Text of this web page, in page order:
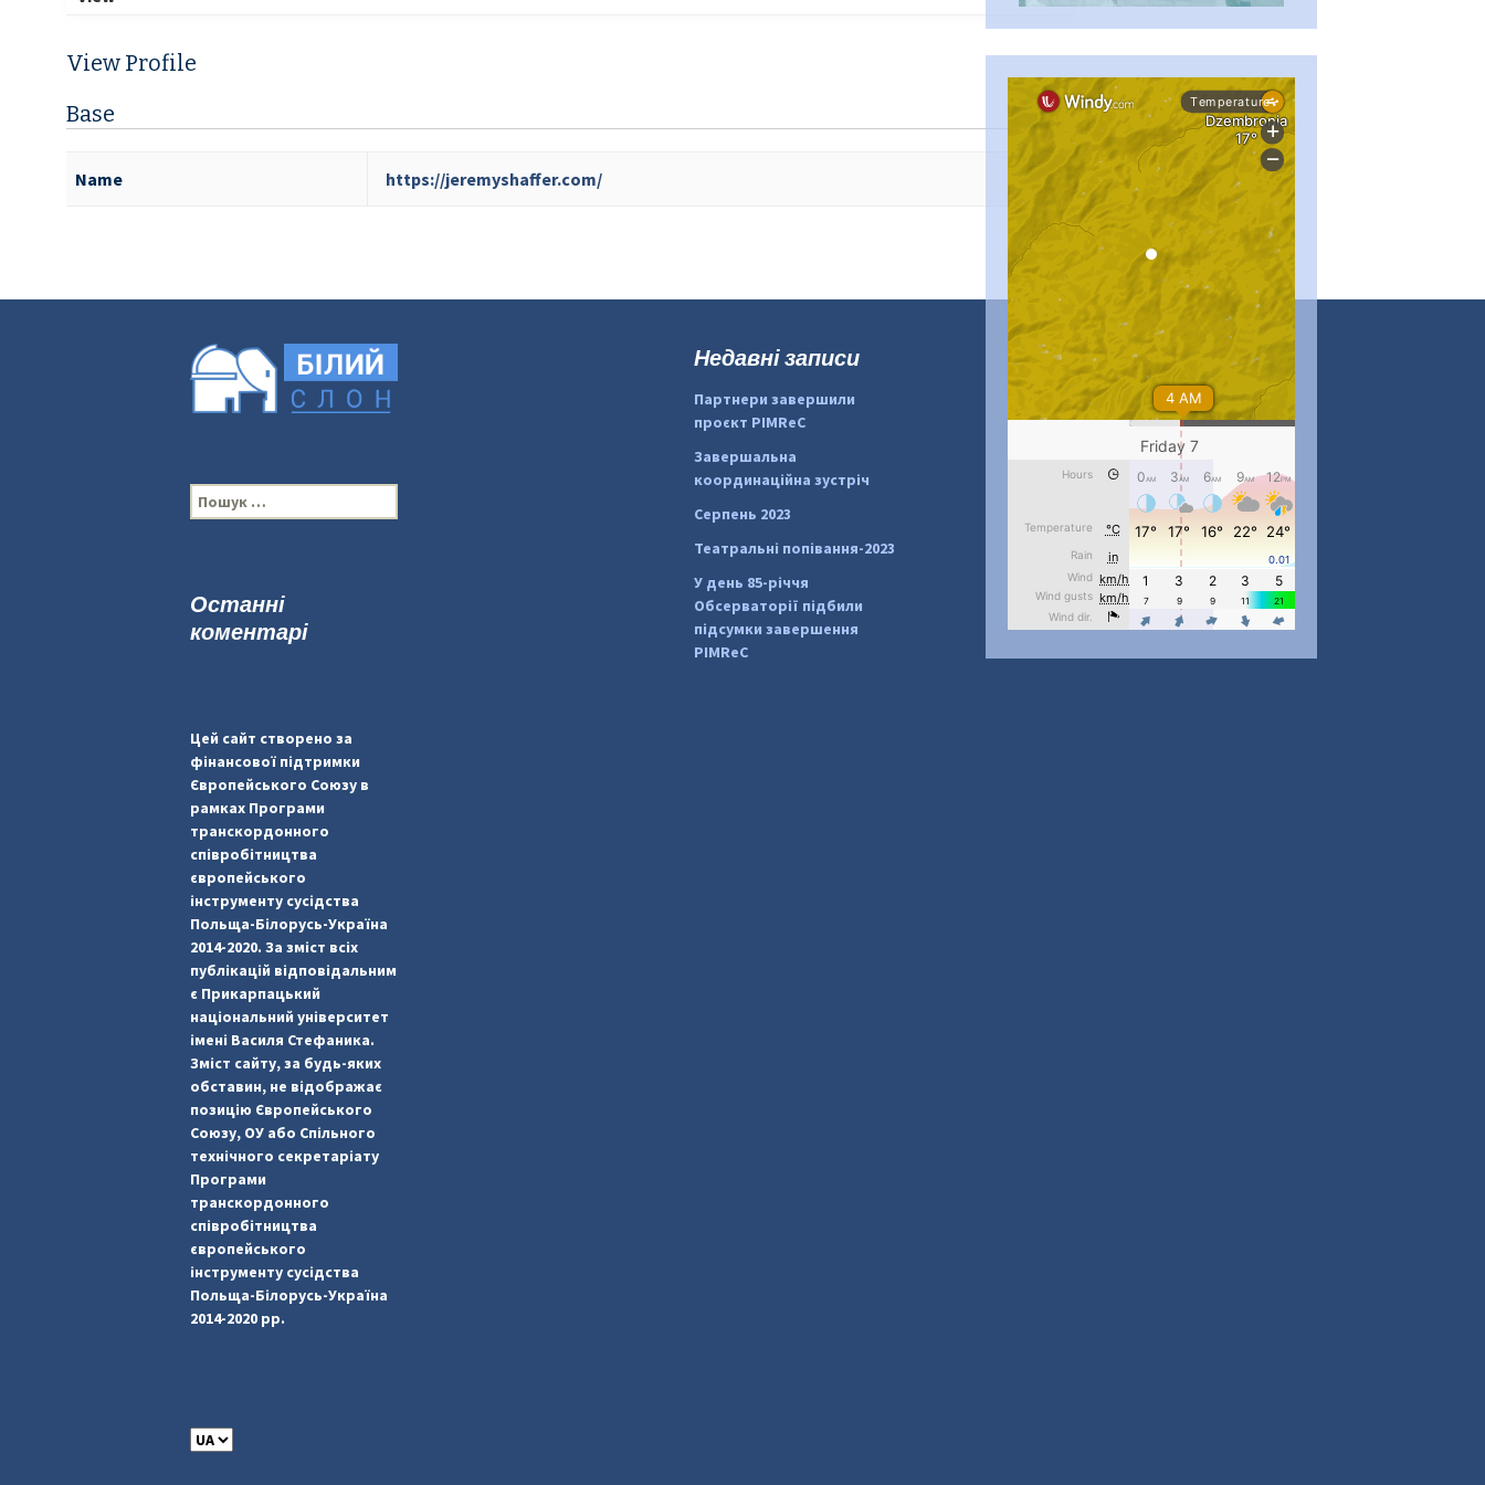
View Profile
Base
Name https://jeremyshaffer.com/ #PipIvanToday...
pimrec_project
#PipIvanToday ...
pimrec_project
П
о
:
Недавні записи
Партнери завершили
проєкт PIMReC
Завершальна
координаційна зустріч
Серпень 2023
Театральні попівання-2023
У день 85-річчя
Обсерваторії підбили
підсумки завершення
PIMReC
Останні
коментарі
Цей сайт створено за
фінансової підтримки
Європейського Союзу в
рамках Програми
транскордонного
співробітництва
європейського
інструменту сусідства
Польща-Білорусь-Україна
2014-2020. За зміст всіх
публікацій відповідальним
є Прикарпацький
національний університет
імені Василя Стефаника.
Зміст сайту, за будь-яких
обставин, не відображає
позицію Європейського
Союзу, ОУ або Спільного
технічного секретаріату
Програми
транскордонного
співробітництва
європейського
інструменту сусідства
Польща-Білорусь-Україна
2014-2020 рр.
C